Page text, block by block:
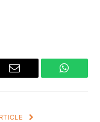
Email